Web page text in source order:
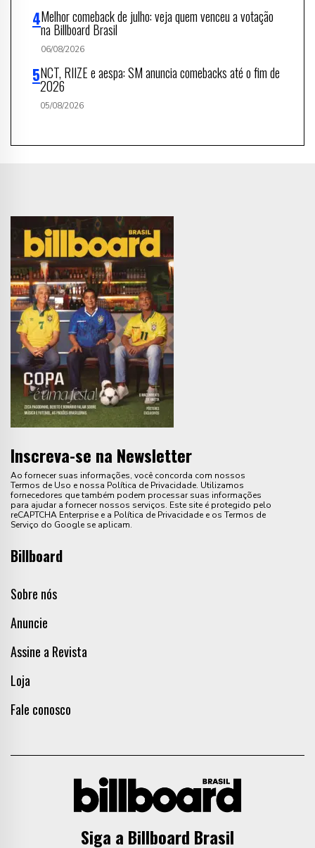
Melhor comeback de julho: veja quem venceu a votação
na Billboard Brasil
06/08/2026
NCT, RIIZE e aespa: SM anuncia comebacks até o fim de
2026
05/08/2026
Inscreva-se na Newsletter
Ao fornecer suas informações, você concorda com nossos
Termos de Uso e nossa Política de Privacidade. Utilizamos
fornecedores que também podem processar suas informações
para ajudar a fornecer nossos serviços. Este site é protegido pelo
reCAPTCHA Enterprise e a Política de Privacidade e os Termos de
Serviço do Google se aplicam.
Billboard
Sobre nós
Anuncie
Assine a Revista
Loja
Fale conosco
Siga a Billboard Brasil